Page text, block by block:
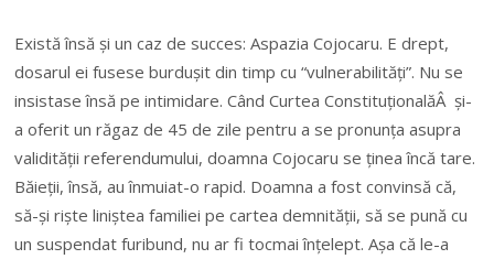
Există însă și un caz de succes: Aspazia Cojocaru. E drept,
dosarul ei fusese burdușit din timp cu “vulnerabilități”. Nu se
insistase însă pe intimidare. Când Curtea ConstituționalăÂ și-
a oferit un răgaz de 45 de zile pentru a se pronunța asupra
validității referendumului, doamna Cojocaru se ținea încă tare.
Băieții, însă, au înmuiat-o rapid. Doamna a fost convinsă că,
să-și riște liniștea familiei pe cartea demnității, să se pună cu
un suspendat furibund, nu ar fi tocmai înțelept. Așa că le-a